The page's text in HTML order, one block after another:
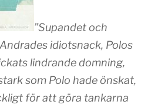
”Supandet och
idiotsnack, Polos
lindrande domning,
som Polo hade önskat,
för att göra tankarna